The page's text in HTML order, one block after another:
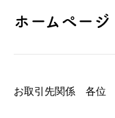
ホームペー
お取引先関係 各位